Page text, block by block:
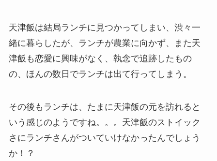
天津飯は結局ランチに見つかってしまい、渋々一
緒に暮らしたが、ランチが農業に向かず、また天
津飯も恋愛に興味がなく、執念で追跡したもの
の、ほんの数日でランチは出て行ってしまう。
その後もランチは、たまに天津飯の元を訪れると
いう感じのようですね。。。天津飯のストイック
さにランチさんがついていけなかったんでしょう
か！？